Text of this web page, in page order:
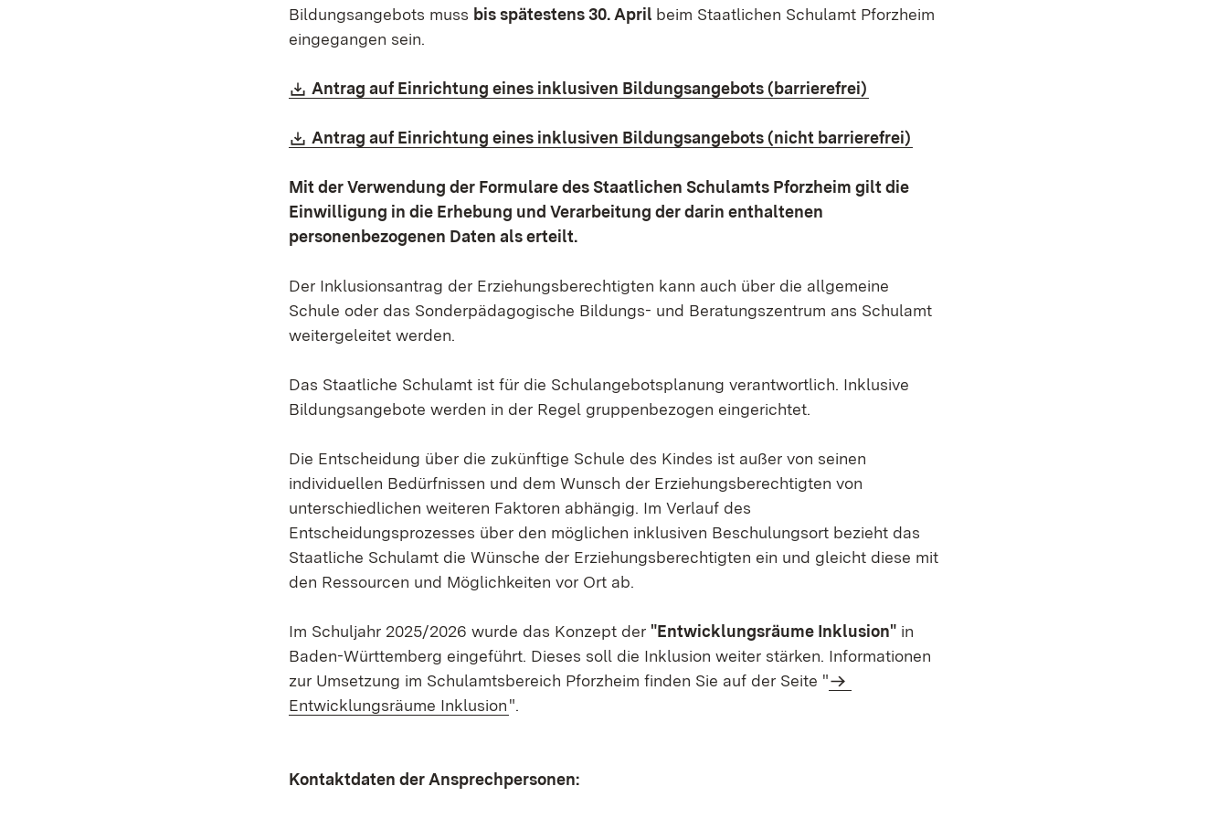
Bildungsangebots muss bis spätestens 30. April beim Staatlichen Schulamt Pforzheim
eingegangen sein.
Download:
Antrag auf Einrichtung eines inklusiven Bildungsangebots (barrierefrei)
Download:
Antrag auf Einrichtung eines inklusiven Bildungsangebots (nicht barrierefrei)
Mit der Verwendung der Formulare des Staatlichen Schulamts Pforzheim gilt die
Einwilligung in die Erhebung und Verarbeitung der darin enthaltenen
personenbezogenen Daten als erteilt.
Der Inklusionsantrag der Erziehungsberechtigten kann auch über die allgemeine
Schule oder das Sonderpädagogische Bildungs- und Beratungszentrum ans Schulamt
weitergeleitet werden.
Das Staatliche Schulamt ist für die Schulangebotsplanung verantwortlich. Inklusive
Bildungsangebote werden in der Regel gruppenbezogen eingerichtet.
Die Entscheidung über die zukünftige Schule des Kindes ist außer von seinen
individuellen Bedürfnissen und dem Wunsch der Erziehungsberechtigten von
unterschiedlichen weiteren Faktoren abhängig. Im Verlauf des
Entscheidungsprozesses über den möglichen inklusiven Beschulungsort bezieht das
Staatliche Schulamt die Wünsche der Erziehungsberechtigten ein und gleicht diese mit
den Ressourcen und Möglichkeiten vor Ort ab.
Im Schuljahr 2025/2026 wurde das Konzept der "Entwicklungsräume Inklusion" in
Baden-Württemberg eingeführt. Dieses soll die Inklusion weiter stärken. Informationen
zur Umsetzung im Schulamtsbereich Pforzheim finden Sie auf der Seite "
Entwicklungsräume Inklusion".
Kontaktdaten der Ansprechpersonen: